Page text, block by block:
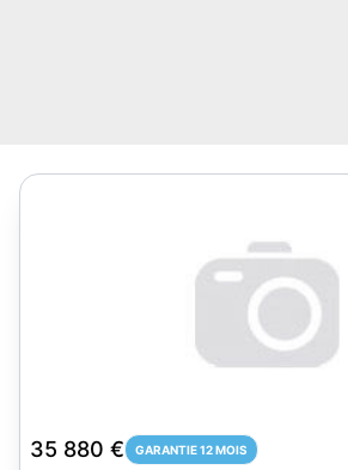
35 880 € GARANTIE 12 MOIS